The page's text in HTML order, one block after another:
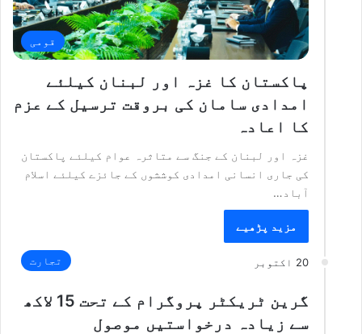
قومی
پاکستان کا غزہ اور لبنان کیلئے
امدادی سامان کی بروقت ترسیل کے عزم
کا اعادہ
غزہ اور لبنان کے جنگ سے متاثرہ عوام کیلئے پاکستان
کی جاری انسانی امدادی کوششوں کے جائزے کیلئے اسلام
آباد…
مزید پڑھیے
20 اکتوبر تجارت
گرین ٹریکٹر پروگرام کے تحت 15 لاکھ
سے زیادہ درخواستیں موصول